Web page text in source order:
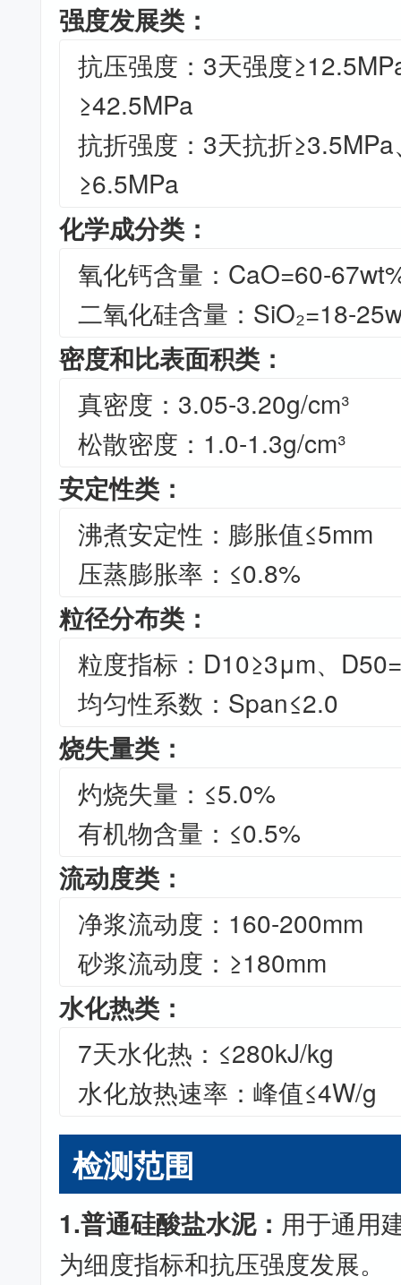
强度发展类：
抗压强度：3天强度
≥42.5MPa
抗折强度：3天抗折
≥6.5MPa
化学成分类：
氧化钙含量：CaO=60-
二氧化硅含量：SiO₂=18-
密度和比表面积类：
真密度：3.05-3.20g/cm³
松散密度：1.0-1.3g/cm³
安定性类：
沸煮安定性：膨胀值≤5mm
压蒸膨胀率：≤0.8%
粒径分布类：
粒度指标：D10≥3μm、
均匀性系数：Span≤2.0
烧失量类：
灼烧失量：≤5.0%
有机物含量：≤0.5%
流动度类：
净浆流动度：160-200mm
砂浆流动度：≥180mm
水化热类：
7天水化热：≤280kJ/kg
水化放热速率：峰值≤4W/g
检测范围
1.普通硅酸盐水泥： 用于通用
为细度指标和抗压强度发展。